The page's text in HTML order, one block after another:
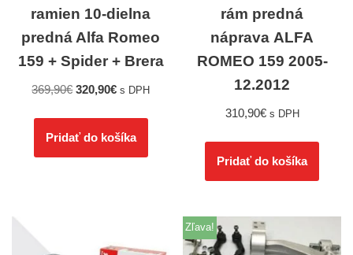
ramien 10-dielna
predná Alfa Romeo
159 + Spider + Brera
369,90€ 320,90€ s DPH
Pridať do košíka
rám predná
náprava ALFA
ROMEO 159 2005-
12.2012
310,90€ s DPH
Pridať do košíka
Zľava!